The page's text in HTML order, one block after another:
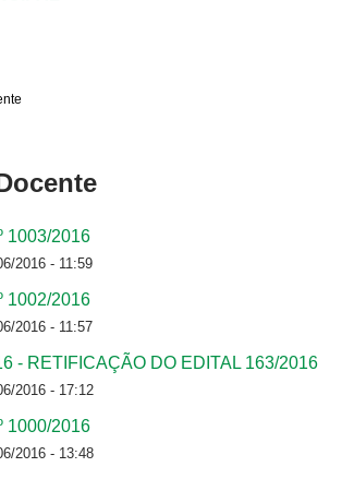
1003/2016
2016 - 11:59
1002/2016
2016 - 11:57
- RETIFICAÇÃO DO EDITAL 163/2016
2016 - 17:12
1000/2016
2016 - 13:48